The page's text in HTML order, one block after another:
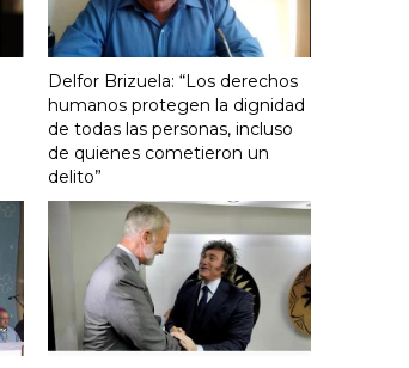
Delfor Brizuela: “Los derechos
humanos protegen la dignidad
de todas las personas, incluso
de quienes cometieron un
delito”